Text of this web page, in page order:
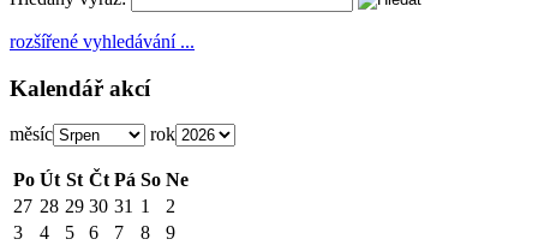
rozšířené vyhledávání ...
Kalendář akcí
měsíc rok
Po Út St Čt Pá So Ne
27 28 29 30 31 1
2
3
4 5 6 7 8
9